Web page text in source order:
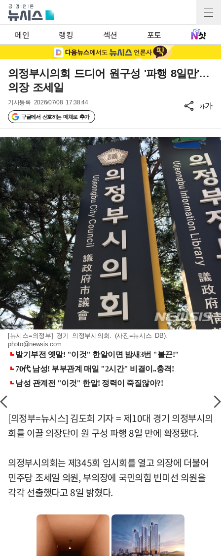
메인 랭킹 섹션 포토
의정부시의회 드디어 원구성 '파행 8일만'…
의장 조세일
기사등록 2026/07/08 17:38:44
구글에서 선호하는 매체로 추가
가가
[뉴시스=의정부] 경기 의정부시의회. (사진=뉴시스 DB).
photo@newsis.com
[의정부=뉴시스] 김도희 기자 = 제10대 경기 의정부시의
회를 이끌 의장단이 원 구성 파행 8일 만에 확정됐다.
의정부시의회는 제345회 임시회를 열고 의장에 더불어
민주당 조세일 의원, 부의장에 국민의힘 빈미선 의원을
각각 선출했다고 8일 밝혔다.